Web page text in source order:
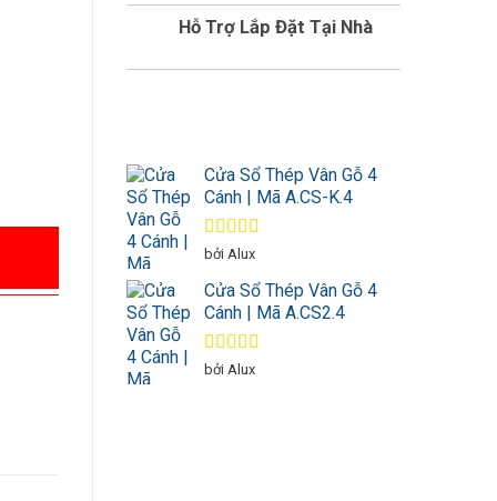
Hỗ Trợ Lắp Đặt Tại Nhà
Cửa Sổ Thép Vân Gỗ 4
Cánh | Mã A.CS-K.4
Được xếp
bởi Alux
Cửa Sổ Thép Vân Gỗ 4
Cánh | Mã A.CS2.4
Được xếp
bởi Alux